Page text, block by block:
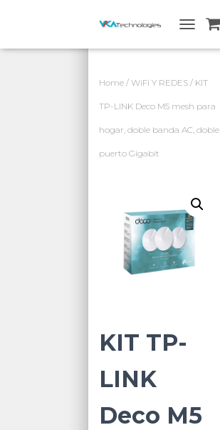
L
R
N
R
G
A
C
N
Home / WiFi Y REDES / KIT
TP-LINK Deco M5 mesh para
hogar, doble banda AC, doble
puerto Gigabit
KIT TP-
LINK
Deco M5